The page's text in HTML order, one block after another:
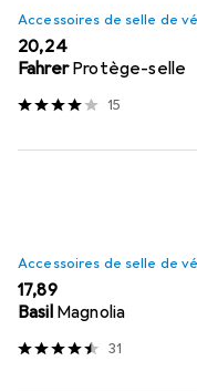
Accessoires de selle de
EUR
20,24
Fahrer Protège-selle
15
Accessoires de selle de
EUR
17,89
Basil Magnolia
31